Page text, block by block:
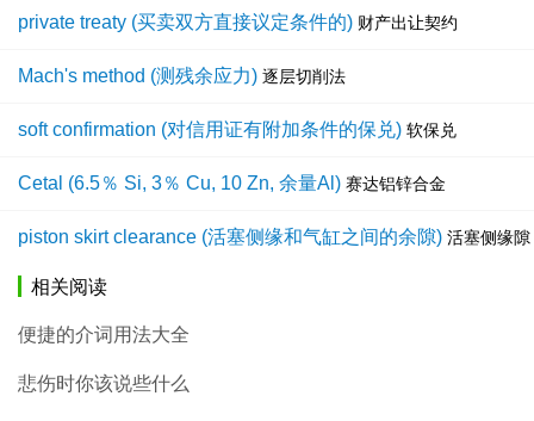
private treaty (买卖双方直接议定条件的) 财产出让契约
Mach's method (测残余应力) 逐层切削法
soft confirmation (对信用证有附加条件的保兑) 软保兑
Cetal (6.5％ Si, 3％ Cu, 10 Zn, 余量Al) 赛达铝锌合金
piston skirt clearance (活塞侧缘和气缸之间的余隙) 活塞侧缘隙
相关阅读
便捷的介词用法大全
悲伤时你该说些什么